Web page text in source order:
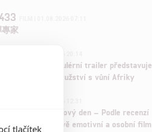
家
krve a kostí: Regulérní trailer představuje
fantasy dobrodružství s vůní Afriky
Man: Zbrusu nový den – Podle recenzí
čekat překvapivě emotivní a osobní film
tlačítek